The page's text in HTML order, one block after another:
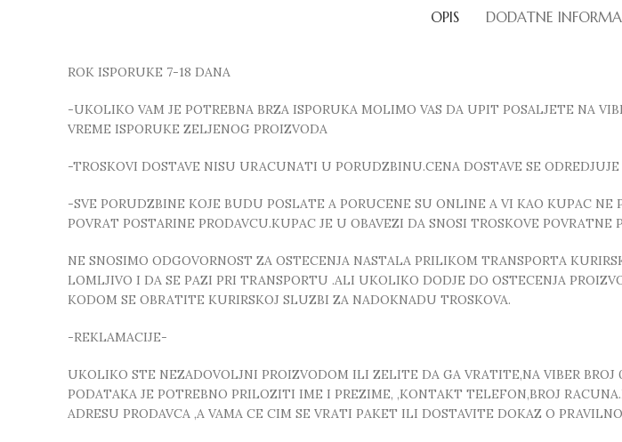
OPIS DODATNE
ROK ISPORUKE 7-18 DANA
-UKOLIKO VAM JE POTREBNA BRZA ISPORUKA MOLIMO VAS DA UPIT POSALJETE NA
VREME ISPORUKE ZELJENOG PROIZVODA
-TROSKOVI DOSTAVE NISU URACUNATI U PORUDZBINU.CENA DOSTAVE SE
-SVE PORUDZBINE KOJE BUDU POSLATE A PORUCENE SU ONLINE A VI KAO KUPAC
POVRAT POSTARINE PRODAVCU.KUPAC JE U OBAVEZI DA SNOSI TROSKOVE
NE SNOSIMO ODGOVORNOST ZA OSTECENJA NASTALA PRILIKOM TRANSPORTA
LOMLJIVO I DA SE PAZI PRI TRANSPORTU .ALI UKOLIKO DODJE DO OSTECENJA
KODOM SE OBRATITE KURIRSKOJ SLUZBI ZA NADOKNADU TROSKOVA.
-REKLAMACIJE-
UKOLIKO STE NEZADOVOLJNI PROIZVODOM ILI ZELITE DA GA VRATITE,NA VIBER
PODATAKA JE POTREBNO PRILOZITI IME I PREZIME, ,KONTAKT TELEFON,BROJ
ADRESU PRODAVCA ,A VAMA CE CIM SE VRATI PAKET ILI DOSTAVITE DOKAZ O